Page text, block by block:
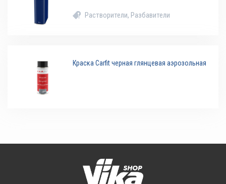
Растворители, Разбавители
Краска Carfit черная глянцевая аэрозольная